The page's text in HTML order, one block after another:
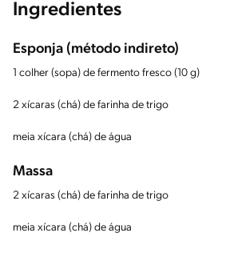
Ingredientes
Esponja (método indireto)
1 colher (sopa) de fermento fresco (10 g)
2 xícaras (chá) de farinha de trigo
meia xícara (chá) de água
Massa
2 xícaras (chá) de farinha de trigo
meia xícara (chá) de água